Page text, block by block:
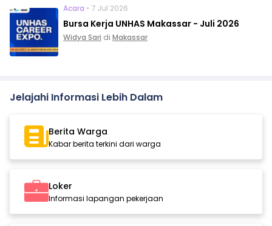
Acara • 7 Jul 2026
Bursa Kerja UNHAS Makassar - Juli 2026
Widya Sari di Makassar
Jelajahi Informasi Lebih Dalam
Berita Warga
Kabar berita terkini dari warga
Loker
Informasi lapangan pekerjaan